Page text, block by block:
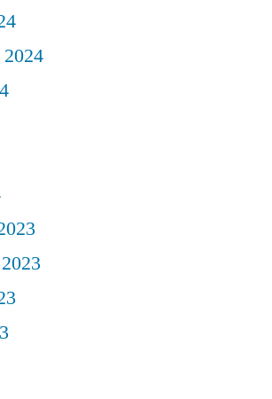
2024